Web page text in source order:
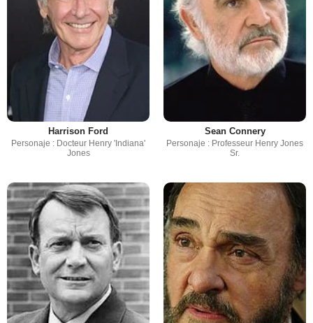
Harrison Ford
Personaje : Docteur Henry 'Indiana'
Jones
Sean Connery
Personaje : Professeur Henry Jones
Sr.